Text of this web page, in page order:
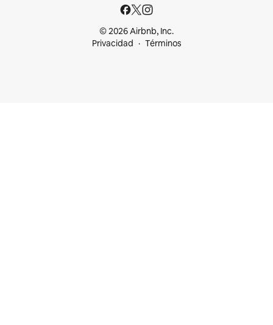
© 2026 Airbnb, Inc.
Privacidad
Términos